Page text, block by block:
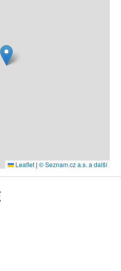
Leaflet | © Seznam.cz a.s. a další